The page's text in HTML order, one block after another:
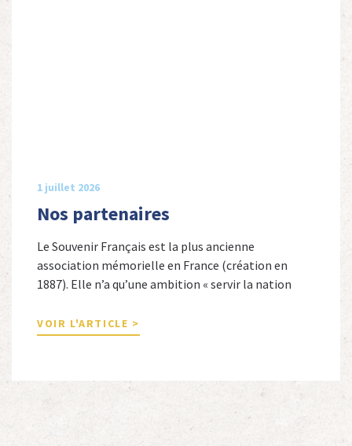
1 juillet 2026
Nos partenaires
Le Souvenir Français est la plus ancienne
association mémorielle en France (création en
1887). Elle n’a qu’une ambition « servir la nation
nationale de la France. Afin d’atteindre cet objectif,
Le Souvenir Français entretient des liens amicaux
totalité ou partiellement afin de faire vivre […]
VOIR L'ARTICLE >